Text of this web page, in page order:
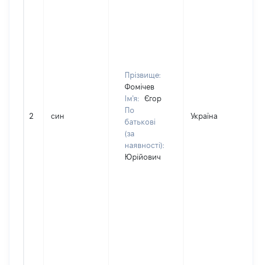
2 син
Прізвище:
Фомічев
Ім'я:
Єгор
По
батькові
(за
наявності):
Юрійович
Україна